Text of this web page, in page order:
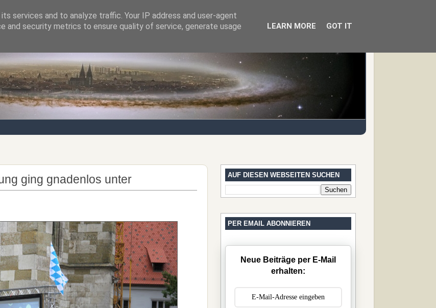
von der nördlichsten Stadt Italiens
ging gnadenlos unter AUF DIESEN WEBSEITEN SUCHEN
PER EMAIL ABONNIEREN
Neue Beiträge per E-Mail
erhalten:
services and to analyze traffic. Your IP address and user-agent
and security metrics to ensure quality of service, generate usage
LEARN MORE GOT IT